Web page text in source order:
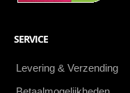
SERVICE
Levering & Verzending